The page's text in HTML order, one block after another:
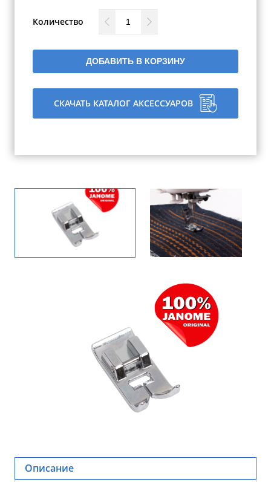
Количество
ДОБАВИТЬ В КОРЗИНУ
СКАЧАТЬ КАТАЛОГ АКСЕССУАРОВ
Описание